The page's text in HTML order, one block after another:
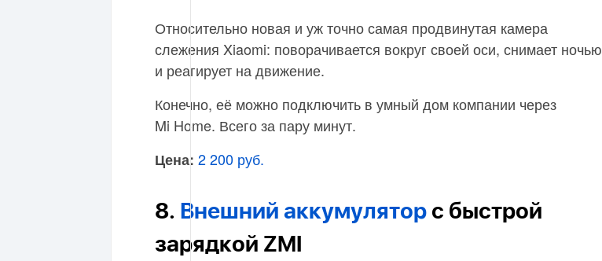
Относительно новая и уж точно самая продвинутая камера
слежения Xiaomi: поворачивается вокруг своей оси, снимает ночью
и реагирует на движение.
Конечно, её можно подключить в умный дом компании через
Mi Home. Всего за пару минут.
Цена: 2 200 руб.
8. Внешний аккумулятор с быстрой
зарядкой ZMI